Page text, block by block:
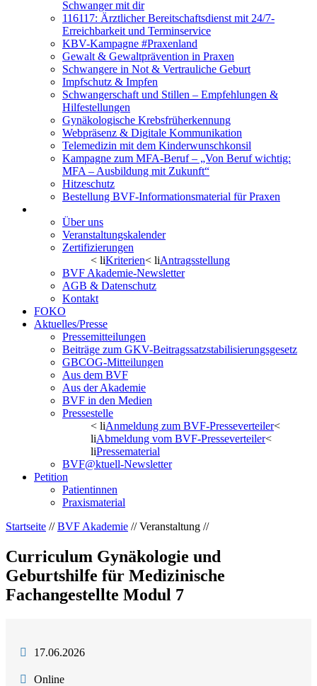
Schwanger mit dir
116117: Ärztlicher Bereitschaftsdienst mit 24/7-
Erreichbarkeit und Terminservice
KBV-Kampagne #Praxenland
Gewalt & Gewaltprävention in Praxen
Schwangere in Not & Vertrauliche Geburt
Impfschutz & Impfen
Schwangerschaft und Stillen – Empfehlungen &
Hilfestellungen
Gynäkologische Krebsfrüherkennung
Webpräsenz & Digitale Kommunikation
Telemedizin mit dem Kinderwunschkonsil
Kampagne zum MFA-Beruf – „Von Beruf wichtig:
MFA – Ausbildung mit Zukunft“
Hitzeschutz
Bestellung BVF-Informationsmaterial für Praxen
Über uns
Veranstaltungskalender
Zertifizierungen
< liKriterien< liAntragsstellung
BVF Akademie-Newsletter
AGB & Datenschutz
Kontakt
FOKO
Aktuelles/Presse
Pressemitteilungen
Beiträge zum GKV-Beitragssatzstabilisierungsgesetz
GBCOG-Mitteilungen
Aus dem BVF
Aus der Akademie
BVF in den Medien
Pressestelle
< liAnmeldung zum BVF-Presseverteiler<
liAbmeldung vom BVF-Presseverteiler<
liPressematerial
BVF@ktuell-Newsletter
Petition
Patientinnen
Praxismaterial
Startseite //BVF Akademie // Veranstaltung //
Curriculum Gynäkologie und
Geburtshilfe für Medizinische
Fachangestellte Modul 7
17.06.2026
Online